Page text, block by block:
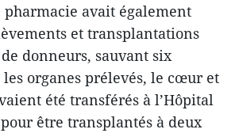
pharmacie avait également
et transplantations
donneurs, sauvant six
organes prélevés, le cœur et
été transférés à l’Hôpital
être transplantés à deux